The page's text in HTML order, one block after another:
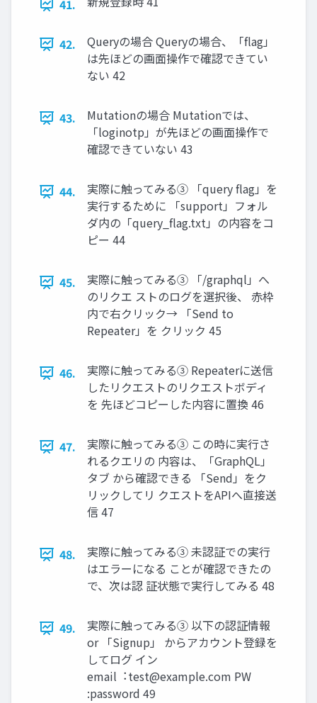
41.
42.
Queryの場合 Queryの場合、「flag」
は先ほどの画⾯操作で確認できてい
ない 42
43.
Mutationの場合 Mutationでは、
「loginotp」が先ほどの画⾯操作で
確認できていない 43
44.
実際に触ってみる③ 「query flag」を
実⾏するために 「support」フォル
ダ内の「query_flag.txt」の内容をコ
ピー 44
45.
実際に触ってみる③ 「/graphql」へ
のリクエ ストのログを選択後、 ⾚枠
内で右クリック→ 「Send to
Repeater」を クリック 45
46.
実際に触ってみる③ Repeaterに送信
したリクエストのリクエストボディ
を 先ほどコピーした内容に置換 46
47.
実際に触ってみる③ この時に実⾏さ
れるクエリの 内容は、「GraphQL」
タブ から確認できる 「Send」をク
リックしてリ クエストをAPIへ直接送
信 47
48.
実際に触ってみる③ 未認証での実⾏
はエラーになる ことが確認できたの
で、次は認 証状態で実⾏してみる 48
49.
実際に触ってみる③ 以下の認証情報
or 「Signup」 からアカウント登録を
してログ イン
email︓test@example.com PW
:password 49